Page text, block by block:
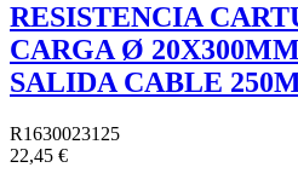
RESISTENCIA
CARGA Ø
SALIDA CABLE
R1630023125
22,45 €